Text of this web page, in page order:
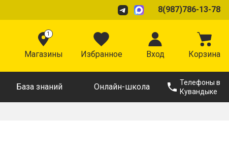
8(987)786-13-78
1
Магазины Избранное Вход Корзина
База знаний Онлайн-школа
Телефоны в
Кувандыке